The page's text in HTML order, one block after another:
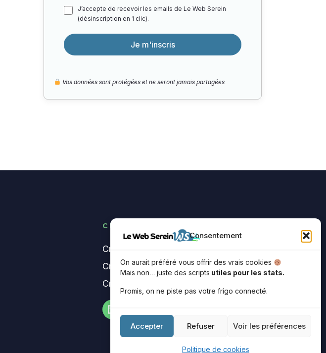
Consentement
On aurait préféré vous offrir des vrais cookies
Mais non… juste des scripts utiles pour les stats.
Promis, on ne piste pas votre frigo connecté.
Accepter Refuser Voir les préférences
Politique de cookies
J’accepte de recevoir les emails de Le Web Serein
(désinscription en 1 clic).
Je m'inscris
Vos données sont protégées et ne seront jamais partagées
CREATION DE SITES
Création de site internet Annecy
Création de site internet Poisy
Création de site immobilier Annecy